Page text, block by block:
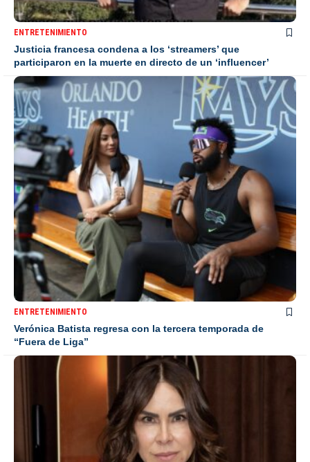
ENTRETENIMIENTO
Justicia francesa condena a los ‘streamers’ que
participaron en la muerte en directo de un ‘influencer’
ENTRETENIMIENTO
Verónica Batista regresa con la tercera temporada de
“Fuera de Liga”